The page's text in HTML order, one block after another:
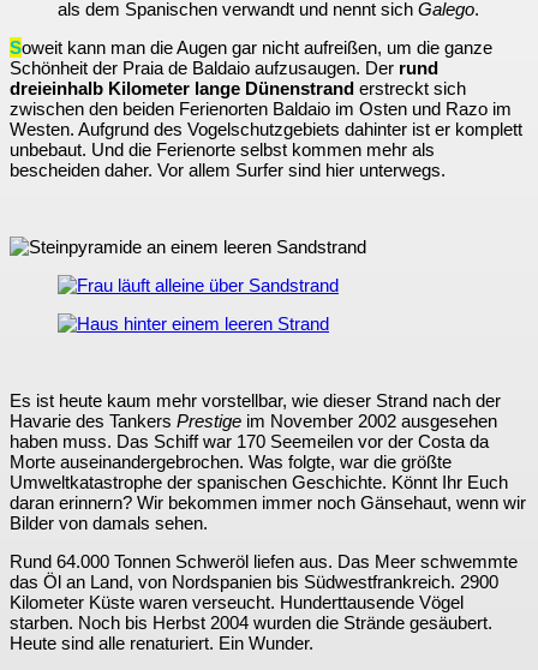
als dem Spanischen verwandt und nennt sich Galego.
Soweit kann man die Augen gar nicht aufreißen, um die ganze
Schönheit der Praia de Baldaio aufzusaugen. Der rund
dreieinhalb Kilometer lange Dünenstrand erstreckt sich
zwischen den beiden Ferienorten Baldaio im Osten und Razo im
Westen. Aufgrund des Vogelschutzgebiets dahinter ist er komplett
unbebaut. Und die Ferienorte selbst kommen mehr als
bescheiden daher. Vor allem Surfer sind hier unterwegs.
Es ist heute kaum mehr vorstellbar, wie dieser Strand nach der
Havarie des Tankers Prestige im November 2002 ausgesehen
haben muss. Das Schiff war 170 Seemeilen vor der Costa da
Morte auseinandergebrochen. Was folgte, war die größte
Umweltkatastrophe der spanischen Geschichte. Könnt Ihr Euch
daran erinnern? Wir bekommen immer noch Gänsehaut, wenn wir
Bilder von damals sehen.
Rund 64.000 Tonnen Schweröl liefen aus. Das Meer schwemmte
das Öl an Land, von Nordspanien bis Südwestfrankreich. 2900
Kilometer Küste waren verseucht. Hunderttausende Vögel
starben. Noch bis Herbst 2004 wurden die Strände gesäubert.
Heute sind alle renaturiert. Ein Wunder.